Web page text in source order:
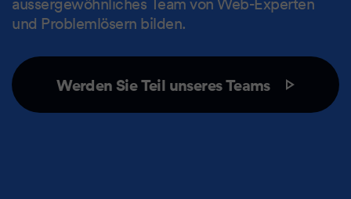
und Problemlösern bilden.
Werden Sie Teil unseres Teams